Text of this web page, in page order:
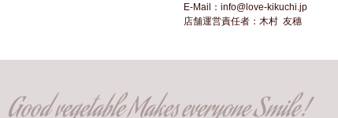
E-Mail：info@love-kikuchi.jp
店舗運営責任者：木村 友穗